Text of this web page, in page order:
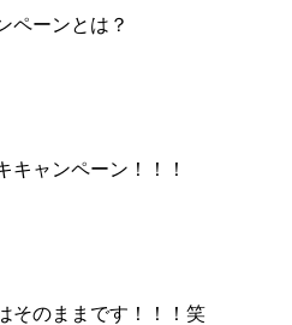
ペーンとは？
キャンペーン！！！
そのままです！！！笑